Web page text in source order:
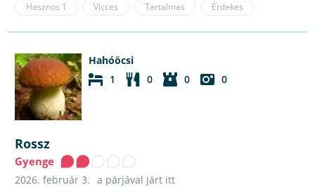
Hasznos 1 Vicces Tartalmas Érdekes
Hahóöcsi
1
0 0 0
Rossz
Gyenge
2026. február 3. a párjával járt itt